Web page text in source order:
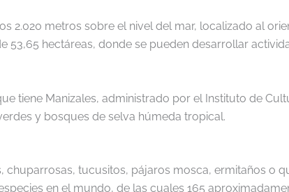
2.020 metros sobre el nivel del mar, localizado al
53,65 hectáreas, donde se pueden desarrollar
tiene Manizales, administrado por el Instituto de
y bosques de selva húmeda tropical.
tucusitos, pájaros mosca, ermitaños o
en el mundo, de las cuales 165